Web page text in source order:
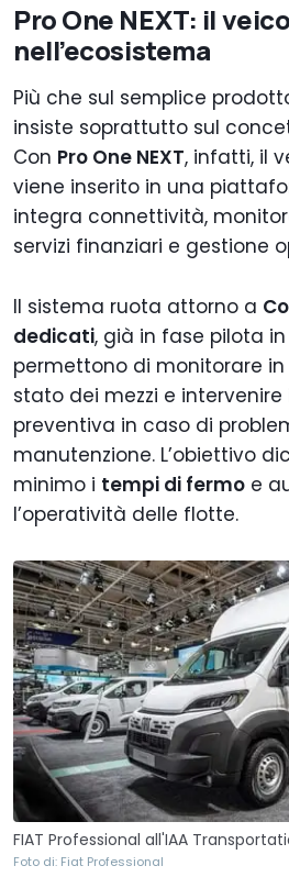
Pro One NEXT: il
nell’ecosistema
Più che sul semplice
insiste soprattutto sul
Con Pro One NEXT, infatti, il
viene inserito in una
integra connettività,
servizi finanziari e gestione
Il sistema ruota attorno a
dedicati, già in fase pilota in
permettono di monitorare
stato dei mezzi e
preventiva in caso di
manutenzione. L’obiettivo
minimo i tempi di fermo e
l’operatività delle flotte.
FIAT Professional all'IAA
Foto di: Fiat Professional